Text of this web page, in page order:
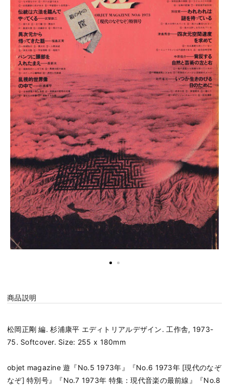
商品説明
松岡正剛 編. 杉浦康平 エディトリアルデザイン. 工作舎, 1973-
75. Softcover. Size: 255 x 180mm
objet magazine 遊『No.5 1973年』『No.6 1973年 [現代のなぞ
なぞ] 特別号』『No.7 1973年 特集：現代音楽の最前線』『No.8